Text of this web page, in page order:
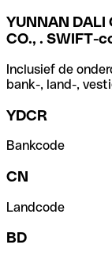
YUNNAN DALI
CO., . SWIFT-
Inclusief de
bank-, land-,
YDCR
Bankcode
CN
Landcode
BD